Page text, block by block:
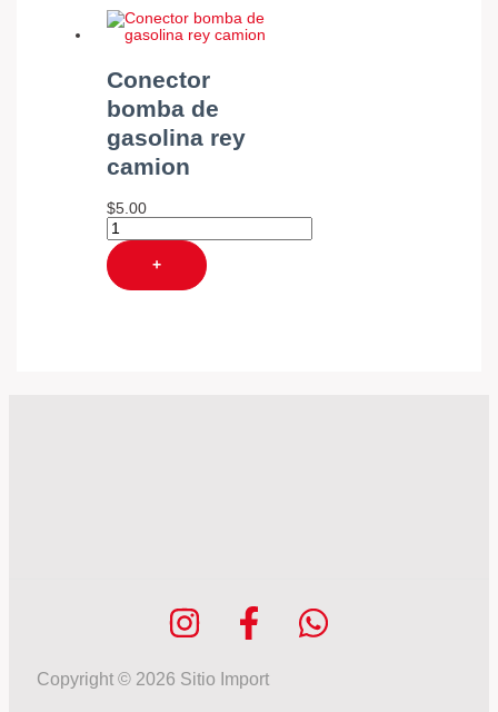
Conector
bomba de
gasolina rey
camion
$5.00
+
Copyright © 2026 Sitio Import